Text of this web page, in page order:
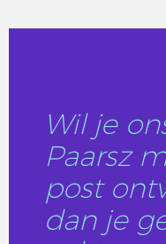
Wil je
Paarsz
post
dan je